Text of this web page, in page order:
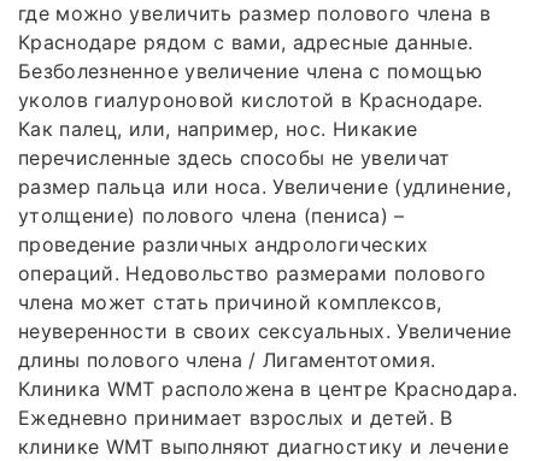
где можно увеличить размер полового члена в
Краснодаре рядом с вами, адресные данные.
Безболезненное увеличение члена с помощью
уколов гиалуроновой кислотой в Краснодаре.
Как палец, или, например, нос. Никакие
перечисленные здесь способы не увеличат
размер пальца или носа. Увеличение (удлинение,
утолщение) полового члена (пениса) –
проведение различных андрологических
операций. Недовольство размерами полового
члена может стать причиной комплексов,
неуверенности в своих сексуальных. Увеличение
длины полового члена / Лигаментотомия.
Клиника WMT расположена в центре Краснодара.
Ежедневно принимает взрослых и детей. В
клинике WMT выполняют диагностику и лечение